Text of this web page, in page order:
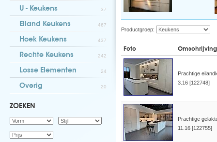
U - Keukens 37
Eiland Keukens 467
Hoek Keukens 437
Rechte Keukens 242
Losse Elementen 24
Overig 20
ZOEKEN
Productgroep:
Foto Omschrijving
Prachtige
3.16 [122748]
Prachtige
11.16 [122755]